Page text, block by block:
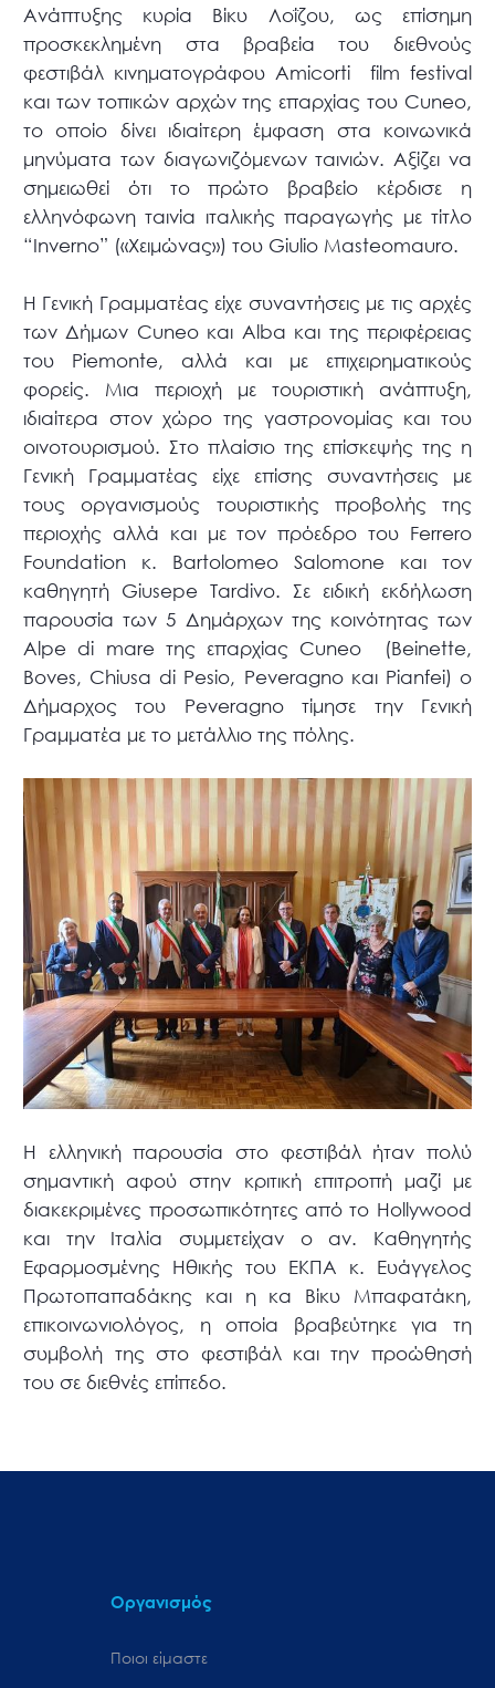
Ανάπτυξης κυρία Βίκυ Λοΐζου, ως επίσημη
προσκεκλημένη στα βραβεία του διεθνούς
φεστιβάλ κινηματογράφου Amicorti film festival
και των τοπικών αρχών της επαρχίας του Cuneo,
το οποίο δίνει ιδιαίτερη έμφαση στα κοινωνικά
μηνύματα των διαγωνιζόμενων ταινιών. Αξίζει να
σημειωθεί ότι το πρώτο βραβείο κέρδισε η
ελληνόφωνη ταινία ιταλικής παραγωγής με τίτλο
“Ιnverno” («Χειμώνας») του Giulio Masteomauro.
Η Γενική Γραμματέας είχε συναντήσεις με τις αρχές
των Δήμων Cuneo και Alba και της περιφέρειας
του Piemonte, αλλά και με επιχειρηματικούς
φορείς. Μια περιοχή με τουριστική ανάπτυξη,
ιδιαίτερα στον χώρο της γαστρονομίας και του
οινοτουρισμού. Στο πλαίσιο της επίσκεψής της η
Γενική Γραμματέας είχε επίσης συναντήσεις με
τους οργανισμούς τουριστικής προβολής της
περιοχής αλλά και με τον πρόεδρο του Ferrero
Foundation κ. Bartolomeo Salomone και τον
καθηγητή Giusepe Tardivo. Σε ειδική εκδήλωση
παρουσία των 5 Δημάρχων της κοινότητας των
Alpe di mare της επαρχίας Cuneo (Beinette,
Boves, Chiusa di Pesio, Peveragno και Pianfei) ο
Δήμαρχος του Peveragno τίμησε την Γενική
Γραμματέα με το μετάλλιο της πόλης.
Η ελληνική παρουσία στο φεστιβάλ ήταν πολύ
σημαντική αφού στην κριτική επιτροπή μαζί με
διακεκριμένες προσωπικότητες από το Hollywood
και την Ιταλία συμμετείχαν ο αν. Καθηγητής
Εφαρμοσμένης Ηθικής του ΕΚΠΑ κ. Ευάγγελος
Πρωτοπαπαδάκης και η κα Βίκυ Μπαφατάκη,
επικοινωνιολόγος, η οποία βραβεύτηκε για τη
συμβολή της στο φεστιβάλ και την προώθησή
του σε διεθνές επίπεδο.
Οργανισμός
Ποιοι είμαστε